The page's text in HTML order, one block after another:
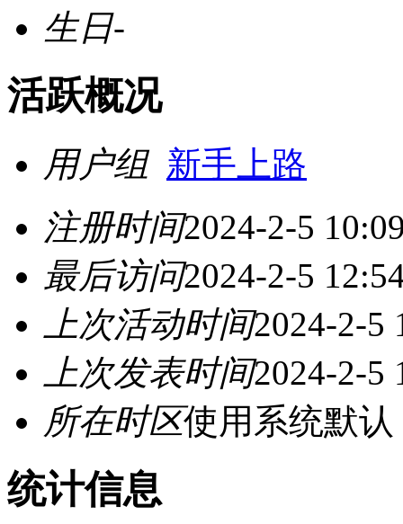
生日-
活跃概况
用户组 新手上路
注册时间2024-2-5
最后访问2024-2-5
上次活动时间2024-2-5
上次发表时间2024-2-5
所在时区使用系统默认
统计信息